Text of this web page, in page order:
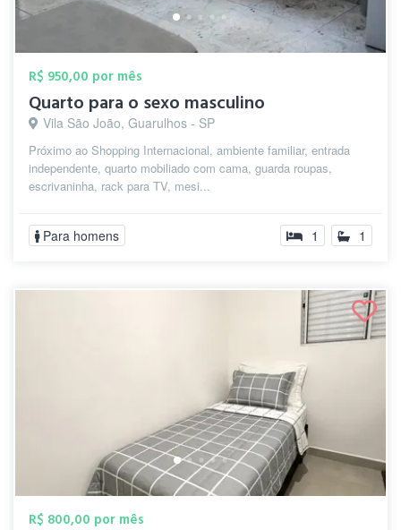
R$ 950,00 por mês
Quarto para o sexo masculino
Vila São João, Guarulhos - SP
Próximo ao Shopping Internacional, ambiente familiar, entrada
independente, quarto mobiliado com cama, guarda roupas,
escrivaninha, rack para TV, mesi...
Para homens 1 1
R$ 800,00 por mês